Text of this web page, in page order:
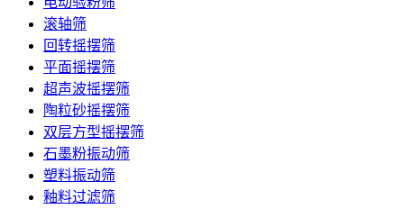
滚轴筛
回转摇摆筛
平面摇摆筛
超声波摇摆筛
陶粒砂摇摆筛
双层方型摇摆筛
石墨粉振动筛
塑料振动筛
釉料过滤筛